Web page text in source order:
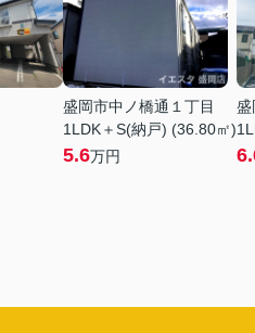
盛岡市中ノ橋通１丁目
1LDK＋S(納戸) (36.80㎡)
5.6万円
盛